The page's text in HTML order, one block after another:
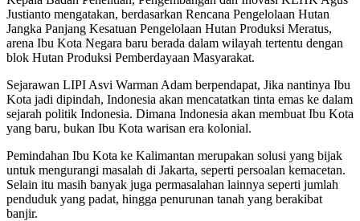
Justianto mengatakan, berdasarkan Rencana Pengelolaan Hutan
Jangka Panjang Kesatuan Pengelolaan Hutan Produksi Meratus,
arena Ibu Kota Negara baru berada dalam wilayah tertentu dengan
blok Hutan Produksi Pemberdayaan Masyarakat.
Sejarawan LIPI Asvi Warman Adam berpendapat, Jika nantinya Ibu
Kota jadi dipindah, Indonesia akan mencatatkan tinta emas ke dalam
sejarah politik Indonesia. Dimana Indonesia akan membuat Ibu Kota
yang baru, bukan Ibu Kota warisan era kolonial.
Pemindahan Ibu Kota ke Kalimantan merupakan solusi yang bijak
untuk mengurangi masalah di Jakarta, seperti persoalan kemacetan.
Selain itu masih banyak juga permasalahan lainnya seperti jumlah
penduduk yang padat, hingga penurunan tanah yang berakibat
banjir.